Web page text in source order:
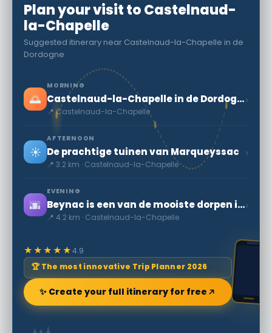
Plan your visit to Castelnaud-
la-Chapelle
Suggested itinerary near Castelnaud-la-Chapelle in de
Dordogne
🌅
MORNING
Castelnaud-la-Chapelle in de Dordogne
📍 Castelnaud-la-Chapelle
›
☀️
AFTERNOON
De prachtige tuinen van Marqueyssac
📍 3.2 km · Castelnaud-la-Chapelle
›
🌆
EVENING
Beynac is een van de mooiste dorpen in Frankrijk
📍 4.2 km · Castelnaud-la-Chapelle
›
★★★★★4.9
🏆 The most innovative Trip Planner 2026
✨ Create your full itinerary for free